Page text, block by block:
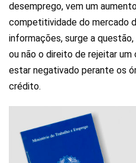
desemprego, vem um
competitividade do mercado
informações, surge a
ou não o direito de rejeitar
estar negativado perante os
crédito.